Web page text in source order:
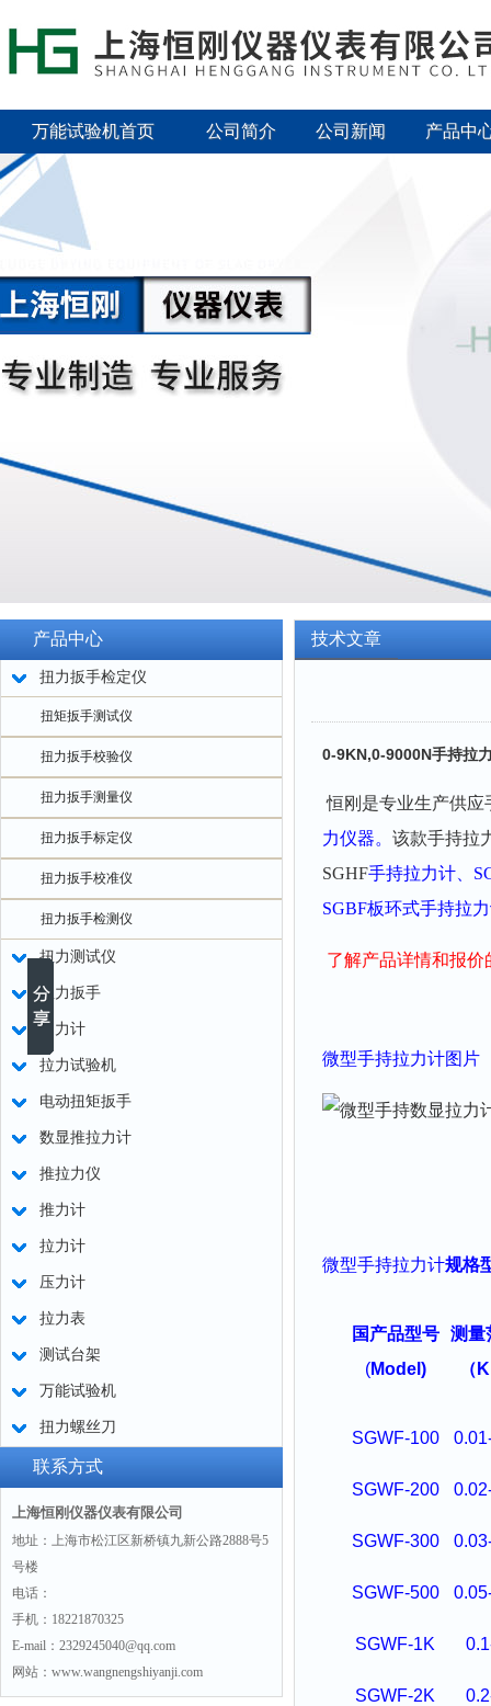
万能试验机首页 公司简介 公司新闻 产品中
产品中心
扭力扳手检定仪
扭矩扳手测试仪
扭力扳手校验仪
扭力扳手测量仪
扭力扳手标定仪
扭力扳手校准仪
扭力扳手检测仪
扭力测试仪
扭力扳手
测力计
拉力试验机
电动扭矩扳手
数显推拉力计
推拉力仪
推力计
拉力计
压力计
拉力表
测试台架
万能试验机
扭力螺丝刀
联系方式
上海恒刚仪器仪表有限公司
地址：上海市松江区新桥镇九新公路2888号5
号楼
电话：
手机：18221870325
E-mail：2329245040@qq.com
网站：www.wangnengshiyanji.com
技术文章
0-9KN,0-9000N手持拉
恒刚是专业生产供应
力仪器。 该款手持拉
SGHF手持拉力计
SGBF板环式手持拉力
了解产品详情和报价
微型手持拉力计图片
微型手持拉力计规格
国产品型号
(Model)
测量
（
SGWF-100
SGWF-200
SGWF-300
SGWF-500
SGWF-1K
SGWF-2K